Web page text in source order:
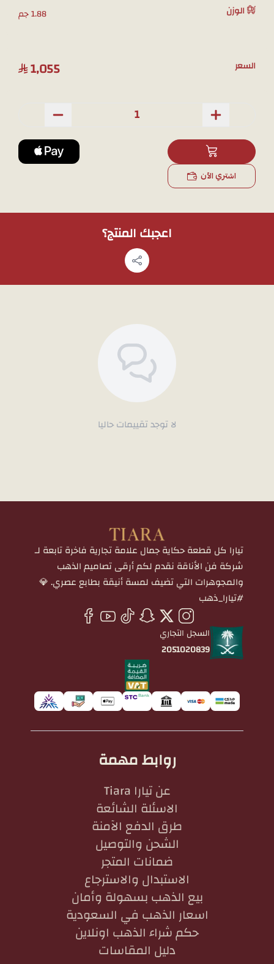
اللمسة النهائية:
طلاء روديوم فاخر يمنحه لمعانًا وبريقًا يدوم طويلًا
ملاحظة: لمشاهدة تفاصيل المنتج بشكل أوضح قبل الشراء، يمكنك طلب
الوزن 1.88 جم
السعر 1,055
اشتري الآن
اعجبك المنتج؟
لا توجد تقييمات حاليا
تيارا كل قطعة حكاية جمال علامة تجارية فاخرة تابعة لـ
شركة فن الأناقة نقدم لكم أرقى تصاميم الذهب
والمجوهرات التي تضيف لمسة أنيقة بطابع عصري. 💎
#تيارا_ذهب
السجل التجاري
2051020839
روابط مهمة
عن تيارا Tiara
الاسئلة الشائعة
طرق الدفع الآمنة
الشحن والتوصيل
ضمانات المتجر
الاستبدال والاسترجاع
بيع الذهب بسهولة وأمان
اسعار الذهب في السعودية
حكم شراء الذهب اونلاين
دليل المقاسات